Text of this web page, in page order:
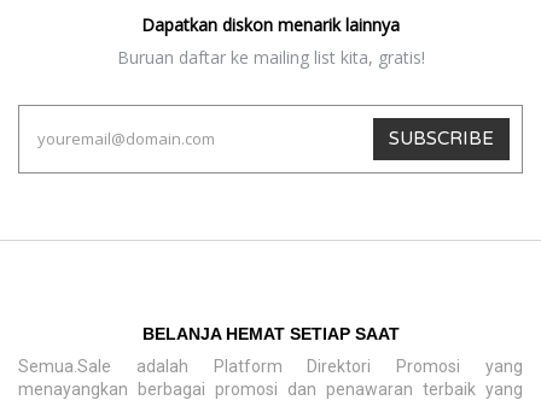
Dapatkan diskon menarik lainnya
Buruan daftar ke mailing list kita, gratis!
SUBSCRIBE
BELANJA HEMAT SETIAP SAAT
Semua.Sale adalah Platform Direktori Promosi yang
menayangkan berbagai promosi dan penawaran terbaik yang